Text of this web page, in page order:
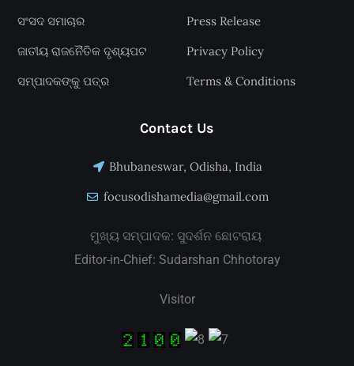
ସଂସଦ ସମାଚାର
ଜାତୀୟ ରାଜନୈତିକ ଦୃଶ୍ୟପଟ
ସମ୍ପାଦକଙ୍କୁ ପତ୍ର
Press Release
Privacy Policy
Terms & Conditions
Contact Us
Bhubaneswar, Odisha, India
focusodishamedia@gmail.com
ମୁଖ୍ୟ ସମ୍ପାଦକ: ସୁଦର୍ଶନ ଛୋଟରାୟ
Editor-in-Chief: Sudarshan Chhotoray
Visitor